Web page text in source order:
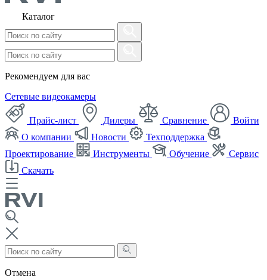
Каталог
Рекомендуем для вас
Сетевые видеокамеры
Прайс-лист Дилеры Сравнение
Войти
О компании
Новости
Техподдержка
Проектирование
Инструменты Обучение
Сервис
Скачать
Отмена